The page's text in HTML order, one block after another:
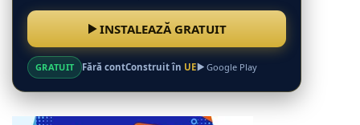
INSTALEAZĂ GRATUIT
GRATUIT Fără contConstruit în UE Google Play